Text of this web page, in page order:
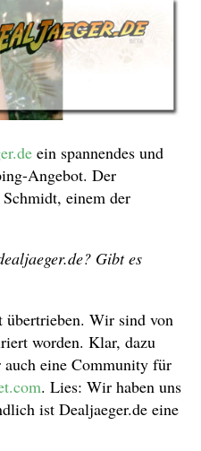
ein spannendes und
Angebot. Der
einem der
Gibt es
übertrieben. Wir sind von
worden. Klar, dazu
auch eine Community für
. Lies: Wir haben uns
ist Dealjaeger.de eine